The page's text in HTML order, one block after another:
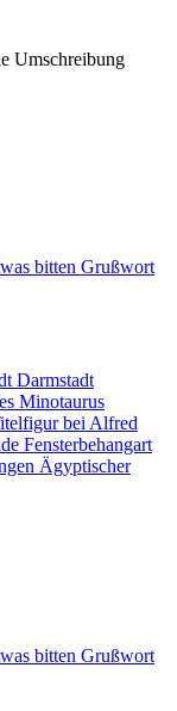
Umschreibung
bitten Grußwort
Darmstadt
Minotaurus
bei Alfred
Fensterbehangart
Ägyptischer
bitten Grußwort